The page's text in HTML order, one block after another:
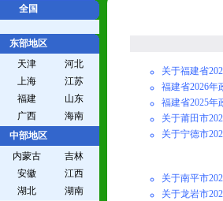
全国
东部地区
天津
河北
上海
江苏
福建
山东
广西
海南
中部地区
内蒙古
吉林
安徽
江西
湖北
湖南
关于福建省
福建省2026年
福建省2025年
关于莆田市
关于宁德市
关于南平市
关于龙岩市